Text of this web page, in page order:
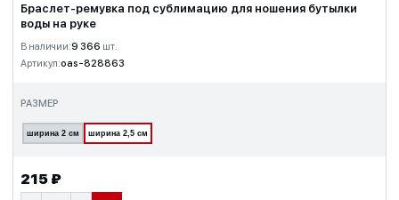
Браслет-ремувка под сублимацию для ношения бутылки
воды на руке
В наличии:9 366 шт.
Артикул:oas-828863
РАЗМЕР
ширина 2 см ширина 2,5 см
215 ₽